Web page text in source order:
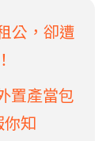
公，卻遭
置產當包
知